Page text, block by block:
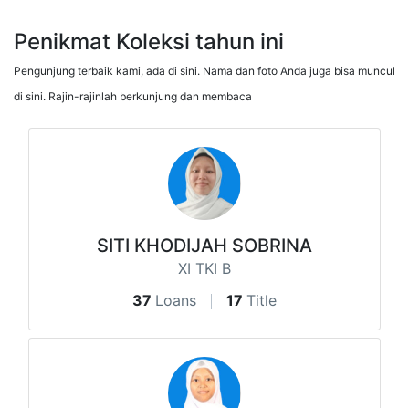
Penikmat Koleksi tahun ini
Pengunjung terbaik kami, ada di sini. Nama dan foto Anda juga bisa muncul
di sini. Rajin-rajinlah berkunjung dan membaca
SITI KHODIJAH SOBRINA
XI TKI B
37 Loans 17 Title